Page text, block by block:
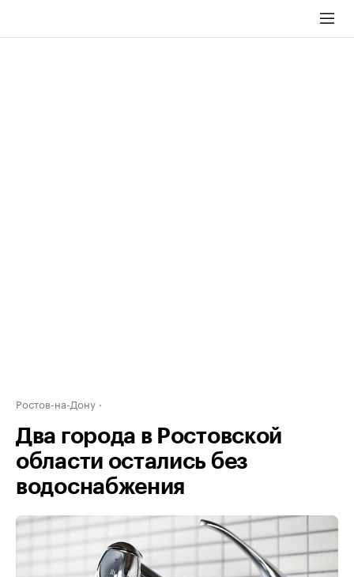
Ростов-на-Дону
Два города в Ростовской
области остались без
водоснабжения